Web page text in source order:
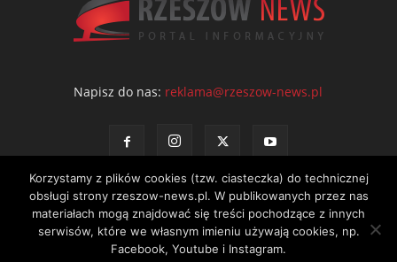
Napisz do nas: reklama@rzeszow-news.pl
Kontakt Polityka prywatności Regulamin portalu
Korzystamy z plików cookies (tzw. ciasteczka) do technicznej
obsługi strony rzeszow-news.pl. W publikowanych przez nas
materiałach mogą znajdować się treści pochodzące z innych
serwisów, które we własnym imieniu używają cookies, np.
Facebook, Youtube i Instagram.